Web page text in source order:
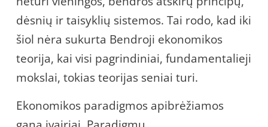
dėsnių ir taisyklių sistemos. Tai rodo, kad iki
šiol nėra sukurta Bendroji ekonomikos
teorija, kai visi pagrindiniai, fundamentalieji
mokslai, tokias teorijas seniai turi.
Ekonomikos paradigmos apibrėžiamos